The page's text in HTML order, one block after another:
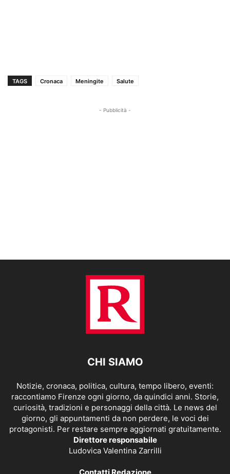
TAGS Cronaca Meningite Salute
- Pubblicità -
CHI SIAMO
Notizie, cronaca, politica, cultura, tempo libero, eventi:
raccontiamo Firenze ogni giorno, da quindici anni. Storie,
curiosità, tradizioni e personaggi della città. Le news del
giorno, gli appuntamenti da non perdere, le voci dei
protagonisti. Per restare sempre aggiornati gratuitamente.
Direttore responsabile
Ludovica Valentina Zarrilli